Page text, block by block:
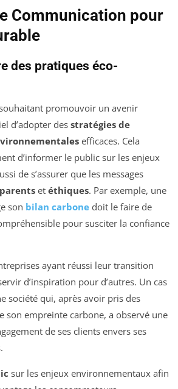
Communication pour
des pratiques éco-
promouvoir un avenir
d’adopter des stratégies de
efficaces. Cela
d’informer le public sur les enjeux
de s’assurer que les messages
et éthiques. Par exemple, une
son bilan carbone doit le faire de
pour susciter la confiance
ayant réussi leur transition
d’inspiration pour d’autres. Un cas
société qui, après avoir pris des
son empreinte carbone, a observé une
de ses clients envers ses
sur les enjeux environnementaux afin